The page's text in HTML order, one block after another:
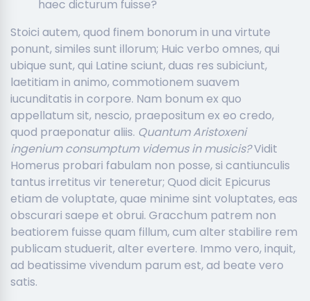
haec dicturum fuisse?
Stoici autem, quod finem bonorum in una virtute
ponunt, similes sunt illorum; Huic verbo omnes, qui
ubique sunt, qui Latine sciunt, duas res subiciunt,
laetitiam in animo, commotionem suavem
iucunditatis in corpore. Nam bonum ex quo
appellatum sit, nescio, praepositum ex eo credo,
quod praeponatur aliis. Quantum Aristoxeni
ingenium consumptum videmus in musicis?Vidit
Homerus probari fabulam non posse, si cantiunculis
tantus irretitus vir teneretur; Quod dicit Epicurus
etiam de voluptate, quae minime sint voluptates, eas
obscurari saepe et obrui. Gracchum patrem non
beatiorem fuisse quam fillum, cum alter stabilire rem
publicam studuerit, alter evertere. Immo vero, inquit,
ad beatissime vivendum parum est, ad beate vero
satis.